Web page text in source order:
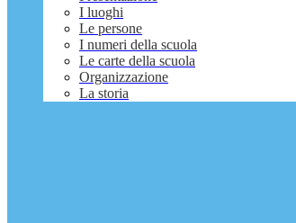
I luoghi
Le persone
I numeri della scuola
Le carte della scuola
Organizzazione
La storia